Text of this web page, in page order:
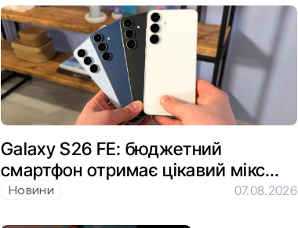
Galaxy S26 FE: бюджетний
смартфон отримає цікавий мікс
чипів від Exynos та Snapdragon
Новини 07.08.2026